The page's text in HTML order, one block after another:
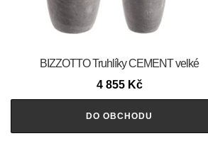
BIZZOTTO Truhlíky CEMENT velké
4 855 Kč
DO OBCHODU